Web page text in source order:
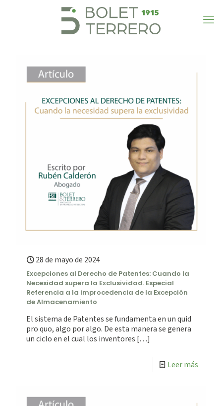
28 de mayo de 2024
Excepciones al Derecho de Patentes: Cuando la
Necesidad supera la Exclusividad. Especial
Referencia a la improcedencia de la Excepción
de Almacenamiento
El sistema de Patentes se fundamenta en un quid
pro quo, algo por algo. De esta manera se genera
un ciclo en el cual los inventores […]
Leer más